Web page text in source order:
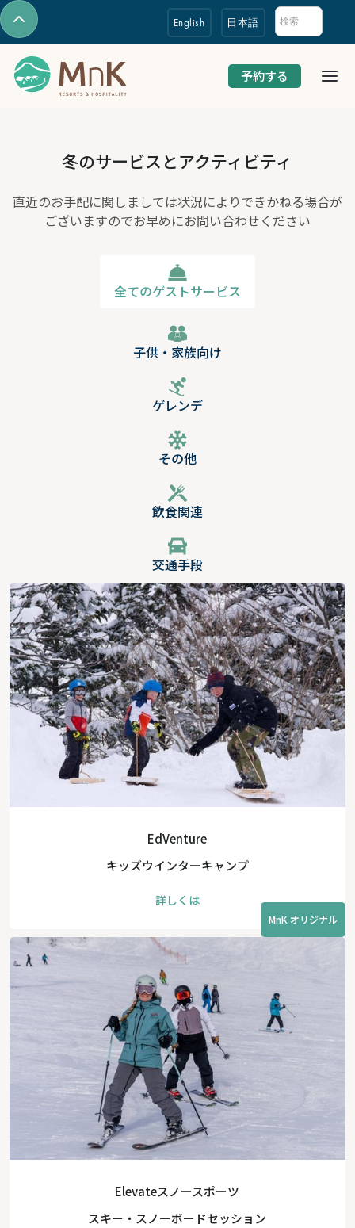
English 日本語
予約する
冬のサービスとアクティビティ
直近のお手配に関しましては状況によりできかねる場合が
ございますのでお早めにお問い合わせください
全てのゲストサービス
子供・家族向け
ゲレンデ
その他
飲食関連
交通手段
EdVenture
キッズウインターキャンプ
詳しくは
MnK オリジナル
Elevateスノースポーツ
スキー・スノーボードセッション